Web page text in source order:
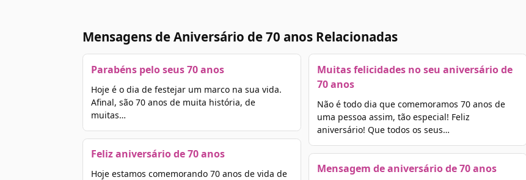
Mensagens de Aniversário de 70 anos Relacionadas
Parabéns pelo seus 70 anos
Hoje é o dia de festejar um marco na sua vida.
Afinal, são 70 anos de muita história, de
muitas…
Feliz aniversário de 70 anos
Hoje estamos comemorando 70 anos de vida de
Muitas felicidades no seu aniversário de
70 anos
Não é todo dia que comemoramos 70 anos de
uma pessoa assim, tão especial! Feliz
aniversário! Que todos os seus…
Mensagem de aniversário de 70 anos